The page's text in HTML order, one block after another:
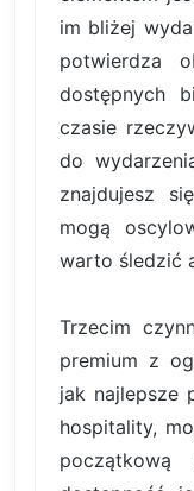
im bliżej
potwierdza
dostępnych
czasie
do
znajdujesz
mogą
warto śledzić
Trzecim
premium z
jak najlepsze
hospitality,